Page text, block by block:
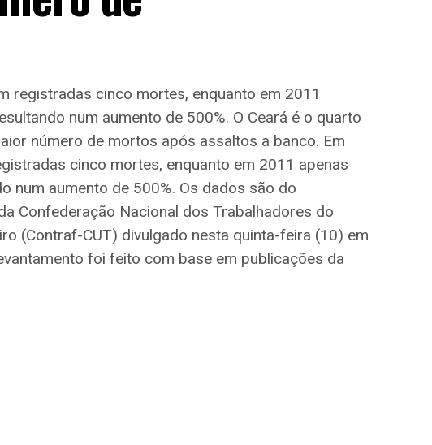
registradas cinco mortes, enquanto em 2011
num aumento de 500%. O Ceará é o quarto
número de mortos após assaltos a banco. Em
cinco mortes, enquanto em 2011 apenas
num aumento de 500%. Os dados são do
Confederação Nacional dos Trabalhadores do
(Contraf-CUT) divulgado nesta quinta-feira (10) em
foi feito com base em publicações da